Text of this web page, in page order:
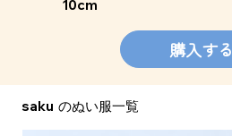
10cm
購入する
saku ​のぬい服一覧